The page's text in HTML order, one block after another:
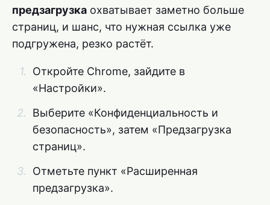
предзагрузка охватывает заметно больше
страниц, и шанс, что нужная ссылка уже
подгружена, резко растёт.
Откройте Chrome, зайдите в
«Настройки».
Выберите «Конфиденциальность и
безопасность», затем «Предзагрузка
страниц».
Отметьте пункт «Расширенная
предзагрузка».